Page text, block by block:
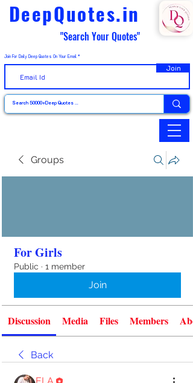
DeepQuotes.in
"Search Your Quotes"
Join For Daily Deep Quotes On Your Email
Join
Groups
For Girls
Public · 1 member
Join
Discussion Media Files Members
Back